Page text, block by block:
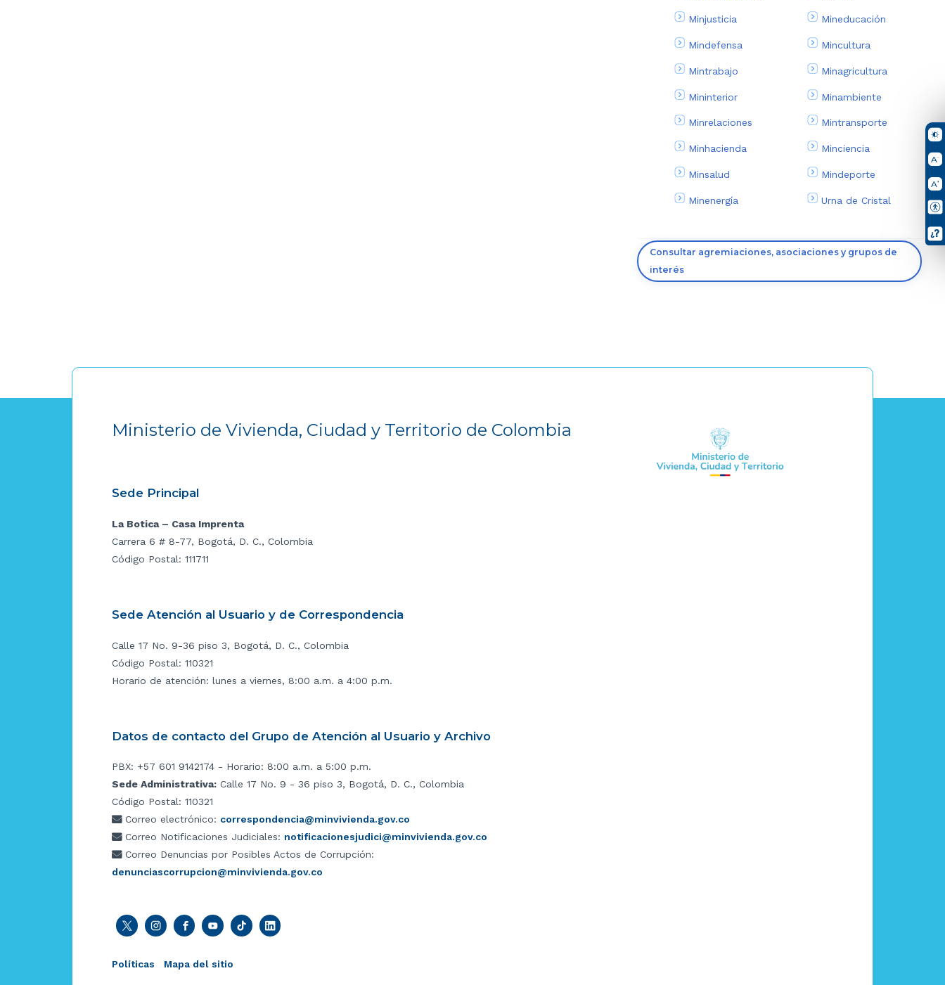
Minjusticia
Mindefensa
Mintrabajo
Mininterior
Minrelaciones
Minhacienda
Minsalud
Minenergía
Mineducación
Mincultura
Minagricultura
Minambiente
Mintransporte
Minciencia
Mindeporte
Urna de Cristal
Consultar agremiaciones, asociaciones y grupos de
interés
Ministerio de Vivienda, Ciudad y Territorio de Colombia
Sede Principal
La Botica – Casa Imprenta
Carrera 6 # 8-77, Bogotá, D. C., Colombia
Código Postal: 111711
Sede Atención al Usuario y de Correspondencia
Calle 17 No. 9-36 piso 3, Bogotá, D. C., Colombia
Código Postal: 110321
Horario de atención: lunes a viernes, 8:00 a.m. a 4:00 p.m.
Datos de contacto del Grupo de Atención al Usuario y Archivo
PBX: +57 601 9142174 - Horario: 8:00 a.m. a 5:00 p.m.
Sede Administrativa: Calle 17 No. 9 - 36 piso 3, Bogotá, D. C., Colombia
Código Postal: 110321
Correo electrónico: correspondencia@minvivienda.gov.co
Correo Notificaciones Judiciales: notificacionesjudici@minvivienda.gov.co
Correo Denuncias por Posibles Actos de Corrupción:
denunciascorrupcion@minvivienda.gov.co
Políticas Mapa del sitio